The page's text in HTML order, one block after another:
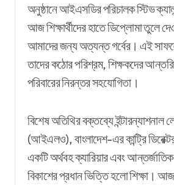
অনুষ্ঠানে আইএসডির পরিচালক স্টিভ
আজ শিক্ষার্থীদের হাতে ডিপ্লোমা তুলে
আমাদের জন্য অত্যন্ত গর্বের। এই
তাদের কঠোর পরিশ্রম, শিক্ষকদের
পরিবারের নিরন্তর সহযোগিতা।
বিশেষ অতিথির বক্তব্যে ইন্টারন্যাশনাল
(আইএলও), বাংলাদেশ-এর কান্ট্রি
একটি অর্থবহ ক্যারিয়ার এবং আন্তর্জাতিক
বিকাশের প্রধান ভিত্তি হলো শিক্ষা।